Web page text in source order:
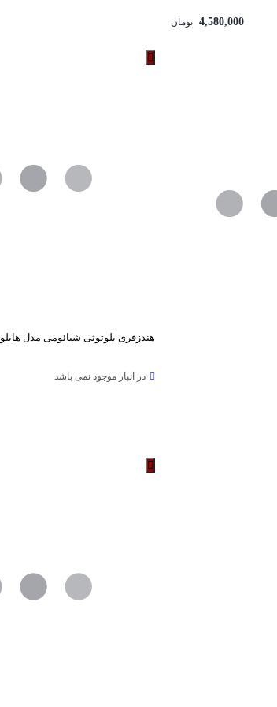
4,580,000 تومان
هندزفری بلوتوثی شیائومی مدل هایلو T16
در انبار موجود نمی باشد